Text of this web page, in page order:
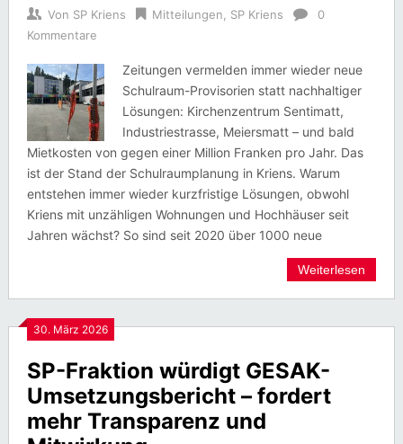
Von SP Kriens Mitteilungen SP Kriens
0
Kommentare
Zeitungen vermelden immer wieder neue
Schulraum-Provisorien statt nachhaltiger
Lösungen: Kirchenzentrum Sentimatt,
Industriestrasse, Meiersmatt – und bald
Mietkosten von gegen einer Million Franken pro Jahr. Das
ist der Stand der Schulraumplanung in Kriens. Warum
entstehen immer wieder kurzfristige Lösungen, obwohl
Kriens mit unzähligen Wohnungen und Hochhäuser seit
Jahren wächst? So sind seit 2020 über 1000 neue
Weiterlesen
30. März 2026
SP-Fraktion würdigt GESAK-
Umsetzungsbericht – fordert
mehr Transparenz und